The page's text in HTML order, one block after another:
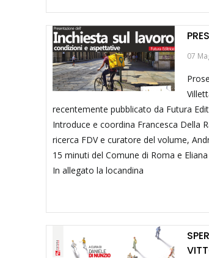
07
recentemente pubblicato da Futura
Introduce e coordina Francesca Della
ricerca FDV e curatore del volume,
15 minuti del Comune di Roma e
In allegato la locandina